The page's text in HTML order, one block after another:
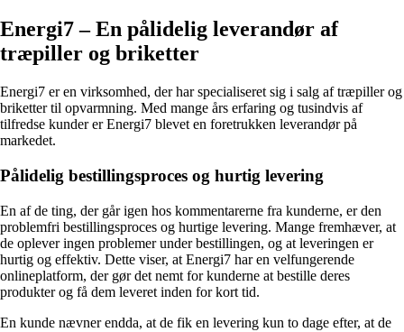
Energi7 – En pålidelig leverandør af
træpiller og briketter
Energi7 er en virksomhed, der har specialiseret sig i salg af træpiller og
briketter til opvarmning. Med mange års erfaring og tusindvis af
tilfredse kunder er Energi7 blevet en foretrukken leverandør på
markedet.
Pålidelig bestillingsproces og hurtig levering
En af de ting, der går igen hos kommentarerne fra kunderne, er den
problemfri bestillingsproces og hurtige levering. Mange fremhæver, at
de oplever ingen problemer under bestillingen, og at leveringen er
hurtig og effektiv. Dette viser, at Energi7 har en velfungerende
onlineplatform, der gør det nemt for kunderne at bestille deres
produkter og få dem leveret inden for kort tid.
En kunde nævner endda, at de fik en levering kun to dage efter, at de